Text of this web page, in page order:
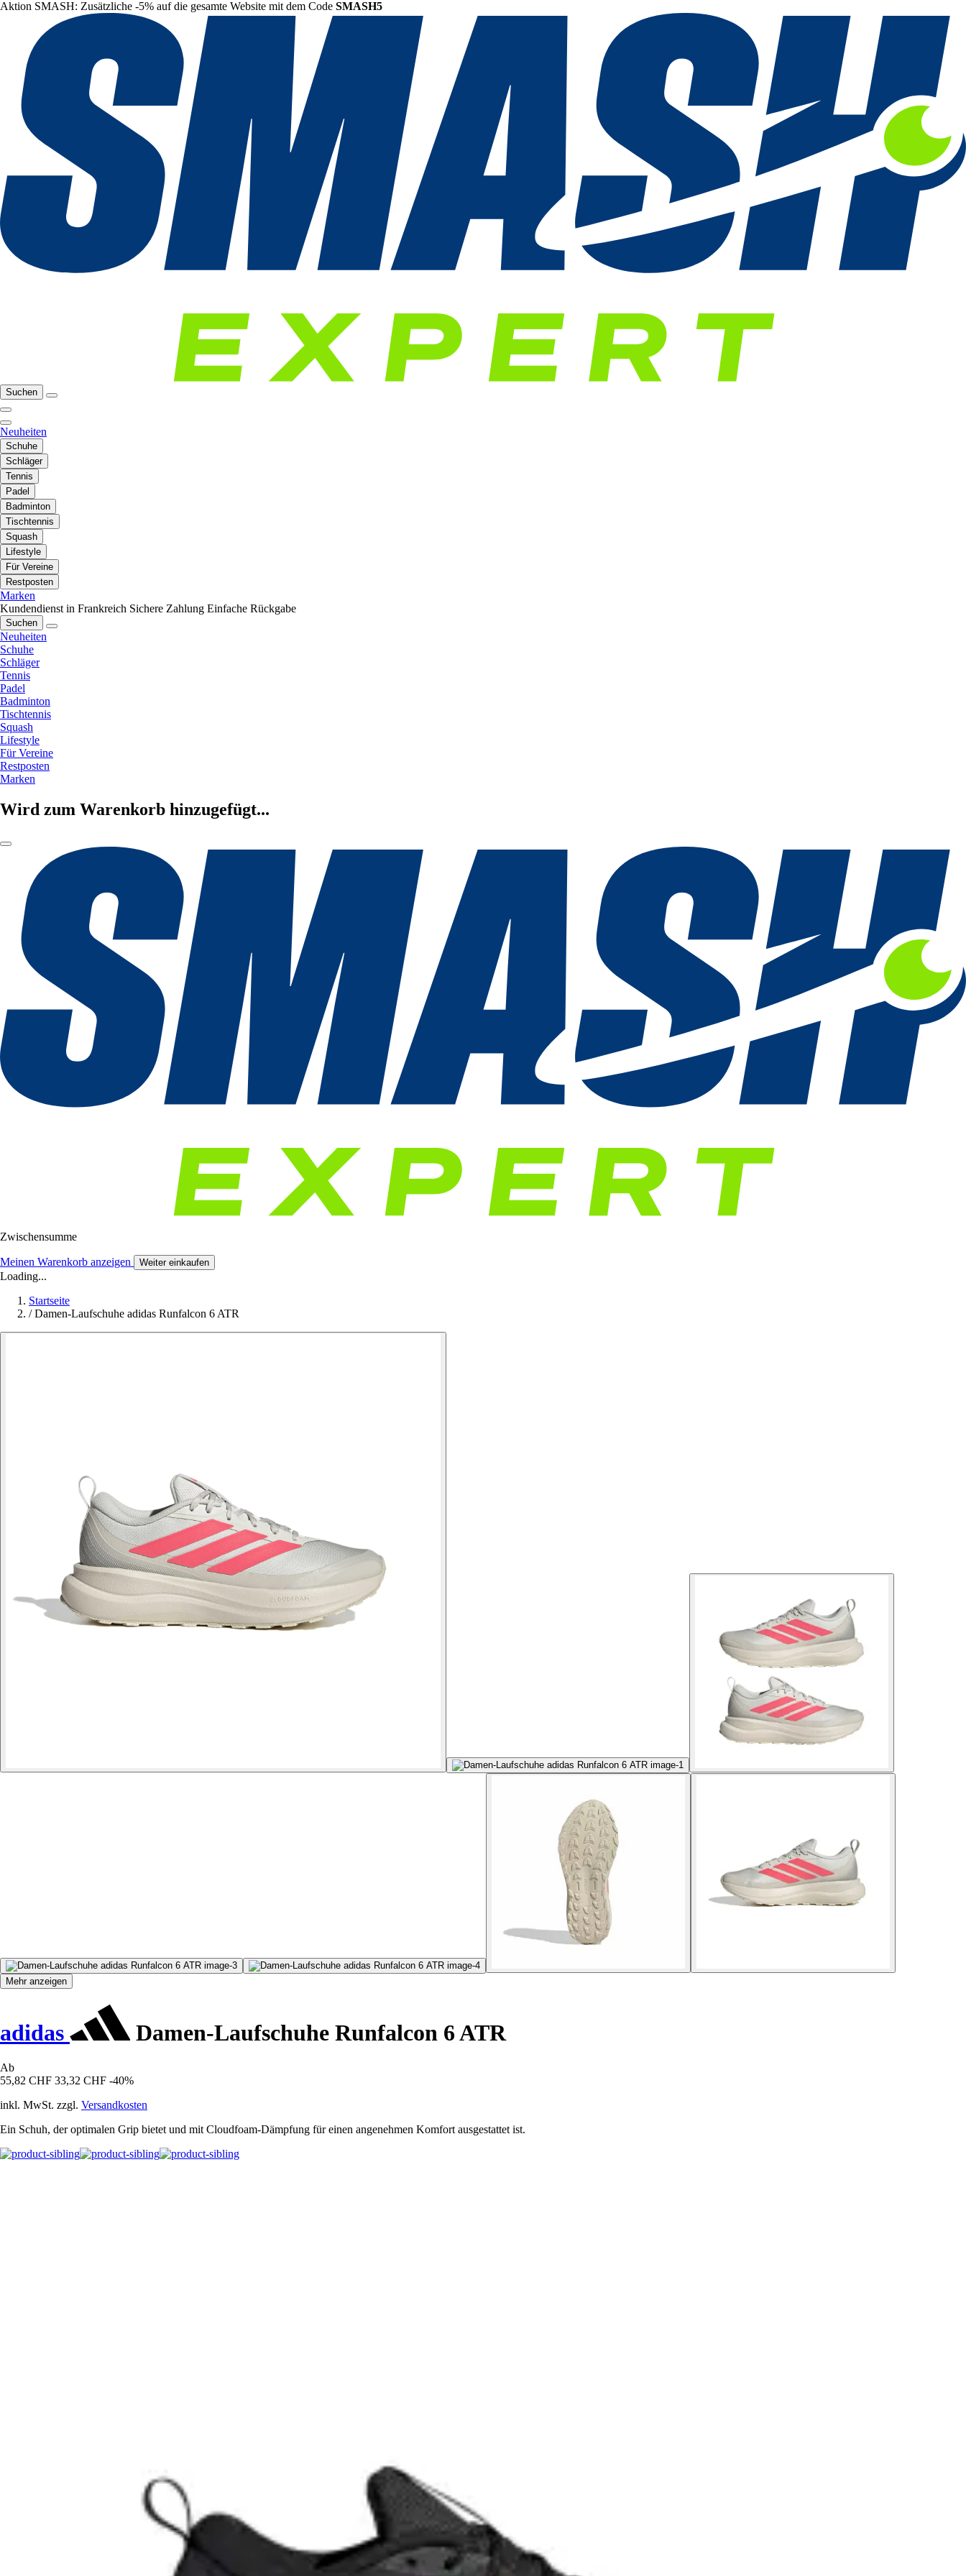
Aktion SMASH: Zusätzliche -5% auf die gesamte Website mit dem Code SMASH5
Suchen
Neuheiten
Schuhe
Schläger
Tennis
Padel
Badminton
Tischtennis
Squash
Lifestyle
Für Vereine
Restposten
Marken
Kundendienst in Frankreich Sichere Zahlung Einfache Rückgabe
Suchen
Neuheiten
Schuhe
Schläger
Tennis
Padel
Badminton
Tischtennis
Squash
Lifestyle
Für Vereine
Restposten
Marken
Wird zum Warenkorb hinzugefügt...
Zwischensumme
Meinen Warenkorb anzeigen Weiter einkaufen
Loading...
Startseite
/ Damen-Laufschuhe adidas Runfalcon 6 ATR
Mehr anzeigen
adidas Damen-Laufschuhe Runfalcon 6 ATR
Ab
55,82 CHF 33,32 CHF -40%
inkl. MwSt. zzgl. Versandkosten
Ein Schuh, der optimalen Grip bietet und mit Cloudfoam-Dämpfung für einen angenehmen Komfort ausgestattet ist.